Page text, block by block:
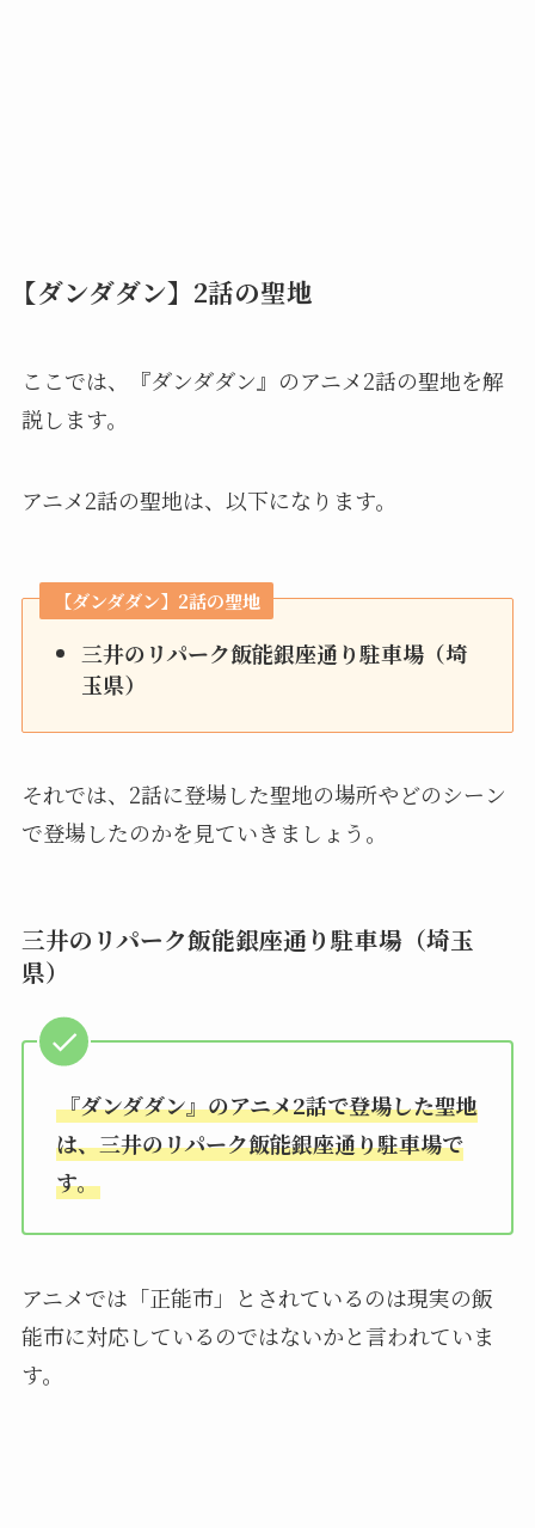
【ダンダダン】2話の聖地
ここでは、『ダンダダン』のアニメ2話の聖地を解
説します。
アニメ2話の聖地は、以下になります。
【ダンダダン】2話の聖地
三井のリパーク飯能銀座通り駐車場（埼
玉県）
それでは、2話に登場した聖地の場所やどのシーン
で登場したのかを見ていきましょう。
三井のリパーク飯能銀座通り駐車場（埼玉
県）
『ダンダダン』のアニメ2話で登場した聖地
は、三井のリパーク飯能銀座通り駐車場で
す。
アニメでは「正能市」とされているのは現実の飯
能市に対応しているのではないかと言われていま
す。